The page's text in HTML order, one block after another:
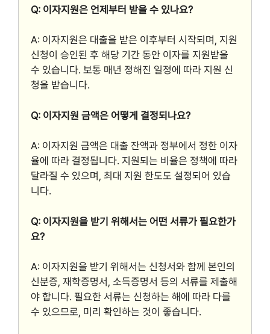
Q: 이자지원은 언제부터 받을 수 있나요?
A: 이자지원은 대출을 받은 이후부터 시작되며, 지원
신청이 승인된 후 해당 기간 동안 이자를 지원받을
수 있습니다. 보통 매년 정해진 일정에 따라 지원 신
청을 받습니다.
Q: 이자지원 금액은 어떻게 결정되나요?
A: 이자지원 금액은 대출 잔액과 정부에서 정한 이자
율에 따라 결정됩니다. 지원되는 비율은 정책에 따라
달라질 수 있으며, 최대 지원 한도도 설정되어 있습
니다.
Q: 이자지원을 받기 위해서는 어떤 서류가 필요한가
요?
A: 이자지원을 받기 위해서는 신청서와 함께 본인의
신분증, 재학증명서, 소득증명서 등의 서류를 제출해
야 합니다. 필요한 서류는 신청하는 해에 따라 다를
수 있으므로, 미리 확인하는 것이 좋습니다.